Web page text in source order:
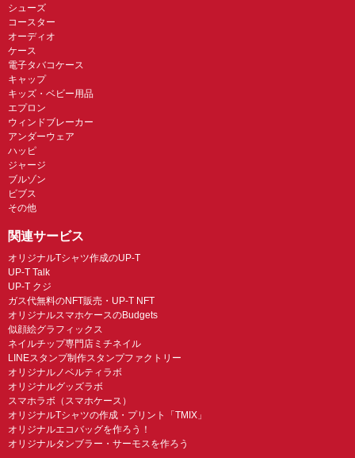
シューズ
コースター
オーディオ
ケース
電子タバコケース
キャップ
キッズ・ベビー用品
エプロン
ウィンドブレーカー
アンダーウェア
ハッピ
ジャージ
ブルゾン
ビブス
その他
関連サービス
オリジナルTシャツ作成のUP-T
UP-T Talk
UP-T クジ
ガス代無料のNFT販売・UP-T NFT
オリジナルスマホケースのBudgets
似顔絵グラフィックス
ネイルチップ専門店ミチネイル
LINEスタンプ制作スタンプファクトリー
オリジナルノベルティラボ
オリジナルグッズラボ
スマホラボ（スマホケース）
オリジナルTシャツの作成・プリント「TMIX」
オリジナルエコバッグを作ろう！
オリジナルタンブラー・サーモスを作ろう